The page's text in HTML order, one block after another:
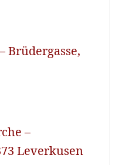
Brüdergasse,
–
Leverkusen